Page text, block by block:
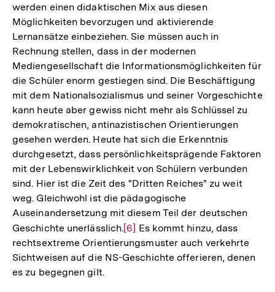
werden einen didaktischen Mix aus diesen
Möglichkeiten bevorzugen und aktivierende
Lernansätze einbeziehen. Sie müssen auch in
Rechnung stellen, dass in der modernen
Mediengesellschaft die Informationsmöglichkeiten für
die Schüler enorm gestiegen sind. Die Beschäftigung
mit dem Nationalsozialismus und seiner Vorgeschichte
kann heute aber gewiss nicht mehr als Schlüssel zu
demokratischen, antinazistischen Orientierungen
gesehen werden. Heute hat sich die Erkenntnis
durchgesetzt, dass persönlichkeitsprägende Faktoren
mit der Lebenswirklichkeit von Schülern verbunden
sind. Hier ist die Zeit des "Dritten Reiches" zu weit
weg. Gleichwohl ist die pädagogische
Auseinandersetzung mit diesem Teil der deutschen
Geschichte unerlässlich.Zur
Auflösung
der
[6] Es kommt hinzu, dass
rechtsextreme Orientierungsmuster auch verkehrte
Sichtweisen auf die NS-Geschichte offerieren, denen
es zu begegnen gilt.